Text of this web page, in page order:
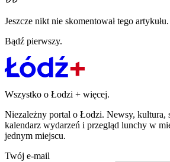
Jeszcze nikt nie skomentował tego artykułu.
Bądź pierwszy.
Wszystko o Łodzi + więcej.
Niezależny portal o Łodzi. Newsy, kultura,
kalendarz wydarzeń i przegląd lunchy w
jednym miejscu.
Twój e-mail